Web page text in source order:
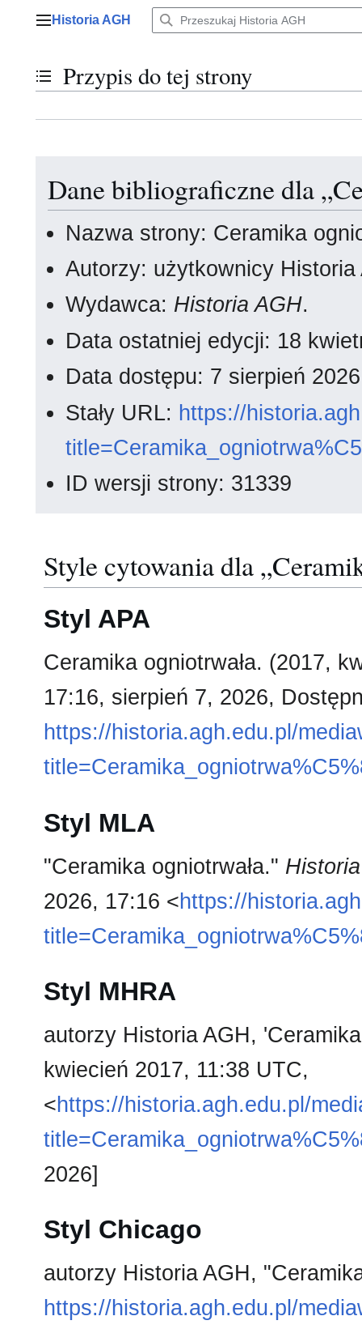
Menu główne
Historia AGH
Przełącz stan spisu treści
Przypis do tej strony
Dane bibliograficzne dla
Nazwa strony: Ceramika
Autorzy: użytkownicy Historia
Wydawca: Historia AGH.
Data ostatniej edycji: 18
Data dostępu: 7 sierpień
Stały URL: https://
ID wersji strony: 31339
Style cytowania dla
Styl APA
Ceramika ogniotrwała. (2017,
17:16, sierpień 7, 2026,
https://historia.agh.edu.pl/
Styl MLA
"Ceramika ogniotrwała."
2026, 17:16 <https://
Styl MHRA
autorzy Historia AGH,
kwiecień 2017, 11:38 UTC,
<https://historia.agh.edu.pl/
2026]
Styl Chicago
autorzy Historia AGH,
https://historia.agh.edu.pl/